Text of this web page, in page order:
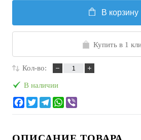
В корзину
Купить в 1
Кол-во:
В наличии